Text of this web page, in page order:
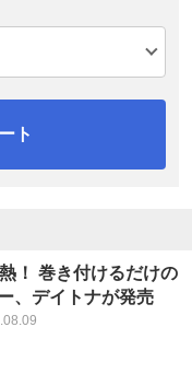
ト
！ 巻き付けるだけの
、デイトナが発売